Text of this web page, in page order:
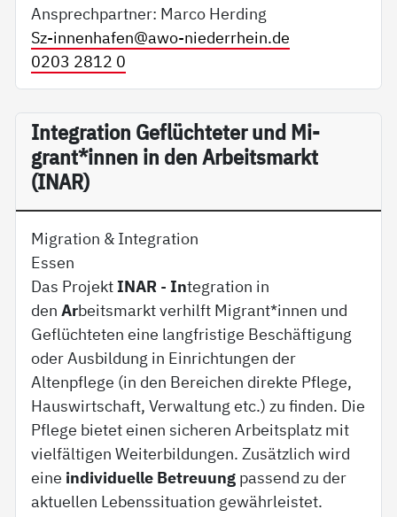
Ansprechpartner: Marco Herding
Sz-innenhafen@awo-niederrhein.de
0203 2812 0
In­te­g­ra­ti­on Ge­flüch­te­ter und Mi­
grant*in­nen in den Ar­beits­markt
(INAR)
Migration & Integration
Essen
Das Projekt INAR - Integration in
denArbeitsmarkt verhilft Migrant*innen und
Geflüchteten eine langfristige Beschäftigung
oder Ausbildung in Einrichtungen der
Altenpflege (in den Bereichen direkte Pflege,
Hauswirtschaft, Verwaltung etc.) zu finden. Die
Pflege bietet einen sicheren Arbeitsplatz mit
vielfältigen Weiterbildungen. Zusätzlich wird
eine individuelle Betreuung passend zu der
aktuellen Lebenssituation gewährleistet.